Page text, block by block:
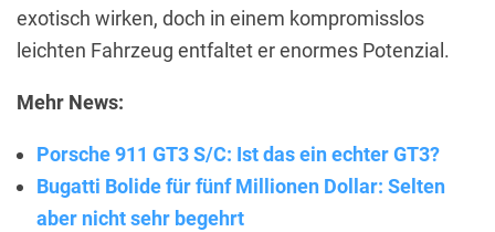
exotisch wirken, doch in einem kompromisslos
leichten Fahrzeug entfaltet er enormes Potenzial.
Mehr News:
Porsche 911 GT3 S/C: Ist das ein echter GT3?
Bugatti Bolide für fünf Millionen Dollar: Selten
aber nicht sehr begehrt